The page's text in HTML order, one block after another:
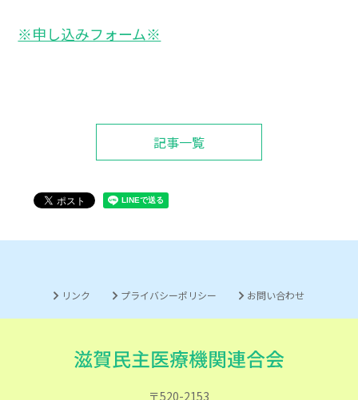
※申し込みフォーム※
記事一覧
リンク プライバシーポリシー お問い合わせ
〒520-2153